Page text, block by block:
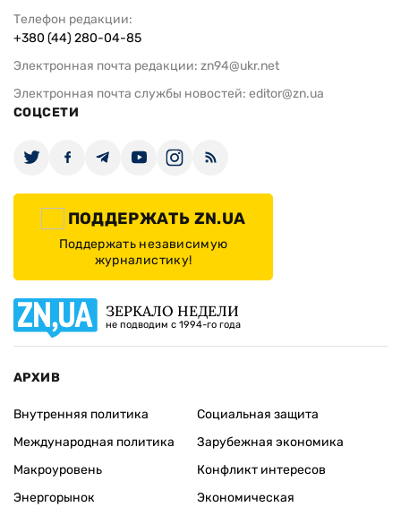
Телефон редакции:
+380 (44) 280-04-85
Электронная почта редакции: zn94@ukr.net
Электронная почта службы новостей: editor@zn.ua
СОЦСЕТИ
ПОДДЕРЖАТЬ ZN.UA
Поддержать независимую
журналистику!
ЗЕРКАЛО НЕДЕЛИ
не подводим с 1994-го года
АРХИВ
Внутренняя политика
Международная политика
Макроуровень
Энергорынок
Социальная защита
Зарубежная экономика
Конфликт интересов
Экономическая